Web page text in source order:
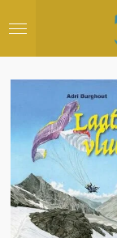
direct
hoofdinhoud